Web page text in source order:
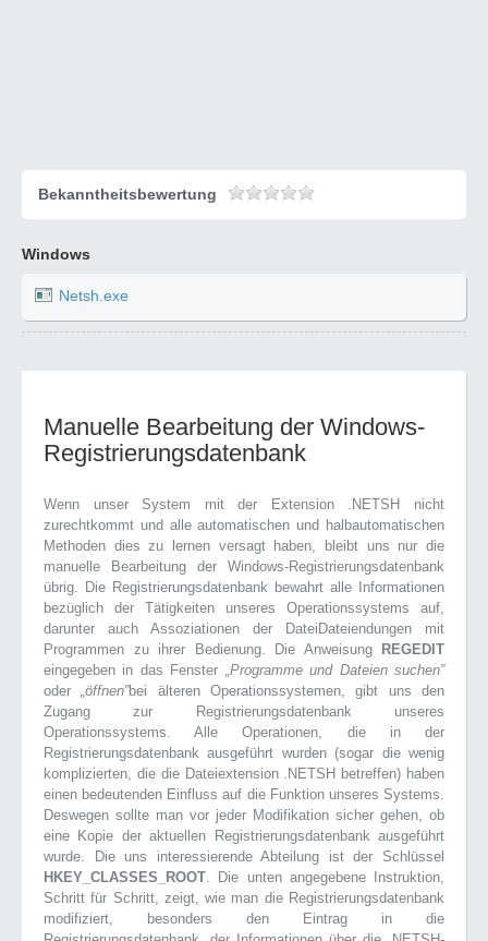
Bekanntheitsbewertung
Windows
Netsh.exe
Manuelle Bearbeitung der Windows-
Registrierungsdatenbank
Wenn unser System mit der Extension .NETSH nicht
zurechtkommt und alle automatischen und halbautomatischen
Methoden dies zu lernen versagt haben, bleibt uns nur die
manuelle Bearbeitung der Windows-Registrierungsdatenbank
übrig. Die Registrierungsdatenbank bewahrt alle Informationen
bezüglich der Tätigkeiten unseres Operationssystems auf,
darunter auch Assoziationen der DateiDateiendungen mit
Programmen zu ihrer Bedienung. Die Anweisung
REGEDIT
eingegeben in das Fenster „Programme und Dateien suchen”
oder„öffnen”bei älteren Operationssystemen, gibt uns den
Zugang zur Registrierungsdatenbank unseres
Operationssystems. Alle Operationen, die in der
Registrierungsdatenbank ausgeführt wurden (sogar die wenig
komplizierten, die die Dateiextension .NETSH betreffen) haben
einen bedeutenden Einfluss auf die Funktion unseres Systems.
Deswegen sollte man vor jeder Modifikation sicher gehen, ob
eine Kopie der aktuellen Registrierungsdatenbank ausgeführt
wurde. Die uns interessierende Abteilung ist der Schlüssel
HKEY_CLASSES_ROOT. Die unten angegebene Instruktion,
Schritt für Schritt, zeigt, wie man die Registrierungsdatenbank
modifiziert, besonders den Eintrag in die